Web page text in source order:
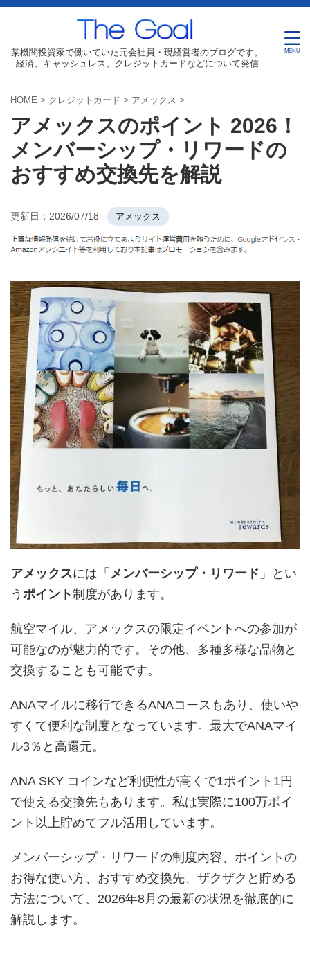
某機関投資家で働いていた元会社員・現経営者のブログです。
経済、キャッシュレス、クレジットカードなどについて発信
HOME > クレジットカード > アメックス >
アメックスのポイント 2026！
メンバーシップ・リワードの
おすすめ交換先を解説
更新日： 2026/07/18 アメックス
アメックスには「 メンバーシップ・リワード 」とい
う ポイント制度があります。
航空マイル、アメックスの限定イベントへの参加が
可能なのが魅力的です。その他、多種多様な品物と
交換することも可能です。
ANAマイルに移行できるANAコースもあり、使いや
すくて便利な制度となっています。最大でANAマイ
ル3％と高還元。
ANA SKY コインなど利便性が高くで1ポイント1円
で使える交換先もあります。私は実際に100万ポイ
ント以上貯めてフル活用しています。
メンバーシップ・リワードの制度内容、ポイントの
お得な使い方、おすすめ交換先、ザクザクと貯める
方法について、2026年8月の最新の状況を徹底的に
解説します。